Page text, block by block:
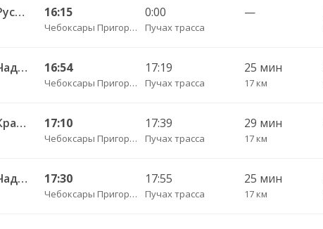
Чебоксары Пригородный АВ — Русская Сорма с. 128 16:15
Чебоксары Пригородный АВ
0:00
Пучах трасса
—
Чебоксары Пригородный АВ — Чадукасы д. 329 16:54
Чебоксары Пригородный АВ
17:19
Пучах трасса
25 мин
17 км
Чебоксары Пригородный АВ — Красноармейское с. ДКП 121 17:10
Чебоксары Пригородный АВ
17:39
Пучах трасса
29 мин
17 км
Чебоксары Пригородный АВ — Чадукасы д. 329 17:30
Чебоксары Пригородный АВ
17:55
Пучах трасса
25 мин
17 км